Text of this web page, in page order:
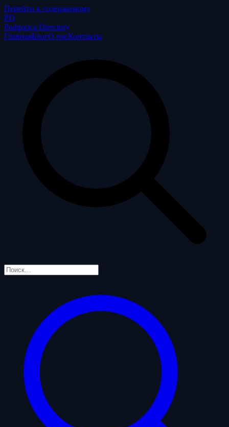
Перейти к содержимому
PD
Podgorica Directory
ГлавнаяБлогО насКонтакты